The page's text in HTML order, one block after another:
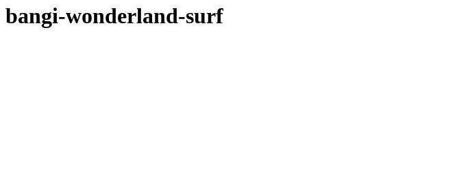
bangi-wonderland-surf